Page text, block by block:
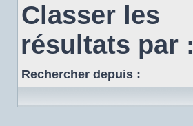
Classer les
résultats par :
Rechercher depuis :